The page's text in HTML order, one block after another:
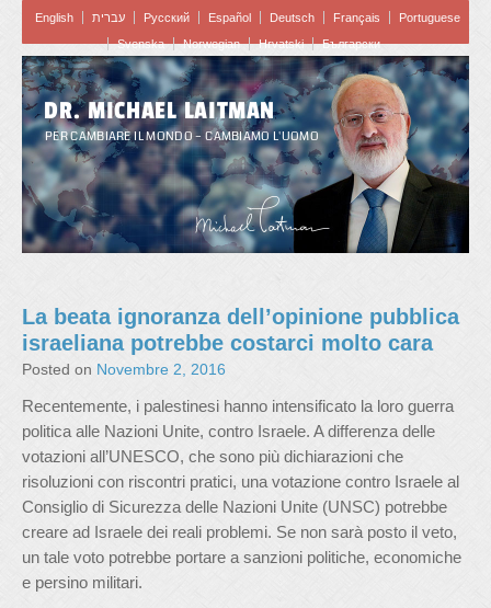
English עברית Pусский Español Deutsch Français
Portuguese
Svenska
Norwegian Hrvatski Български
DR. MICHAEL LAITMAN
PER CAMBIARE IL MONDO – CAMBIAMO L'UOMO
La beata ignoranza dell’opinione pubblica
israeliana potrebbe costarci molto cara
Posted on Novembre 2, 2016
Recentemente, i palestinesi hanno intensificato la loro guerra
politica alle Nazioni Unite, contro Israele. A differenza delle
votazioni all’UNESCO, che sono più dichiarazioni che
risoluzioni con riscontri pratici, una votazione contro Israele al
Consiglio di Sicurezza delle Nazioni Unite (UNSC) potrebbe
creare ad Israele dei reali problemi. Se non sarà posto il veto,
un tale voto potrebbe portare a sanzioni politiche, economiche
e persino militari.